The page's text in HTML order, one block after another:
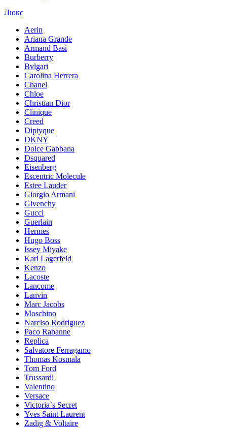
Люкс
Aerin
Ariana Grande
Armand Basi
Burberry
Bvlgari
Carolina Herrera
Chanel
Chloe
Christian Dior
Clinique
Creed
Diptyque
DKNY
Dolce Gabbana
Dsquared
Eisenberg
Escentric Molecule
Estee Lauder
Giorgio Armani
Givenchy
Gucci
Guerlain
Hermes
Hugo Boss
Issey Miyake
Karl Lagerfeld
Kenzo
Lacoste
Lancome
Lanvin
Marc Jacobs
Moschino
Narciso Rodriguez
Paco Rabanne
Replica
Salvatore Ferragamo
Thomas Kosmala
Tom Ford
Trussardi
Valentino
Versace
Victoria`s Secret
Yves Saint Laurent
Zadig & Voltaire